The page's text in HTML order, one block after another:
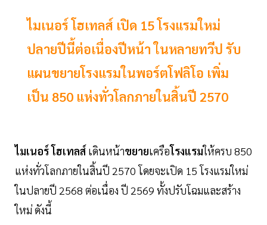
ไมเนอร์ โฮเทลส์ เปิด 15 โรงแรมใหม่
ปลายปีนี้ต่อเนื่องปีหน้า ในหลายทวีป รับ
แผนขยายโรงแรมในพอร์ตโฟลิโอ เพิ่ม
เป็น 850 แห่งทั่วโลกภายในสิ้นปี 2570
ไมเนอร์โฮเทลส์ เดินหน้าขยายเครือโรงแรมให้ครบ 850
แห่งทั่วโลกภายในสิ้นปี 2570 โดยจะเปิด 15 โรงแรมใหม่
ในปลายปี 2568 ต่อเนื่อง ปี 2569 ทั้งปรับโฉมและสร้าง
ใหม่ ดังนี้